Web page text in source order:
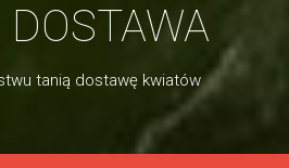
tanią dostawę kwiatów